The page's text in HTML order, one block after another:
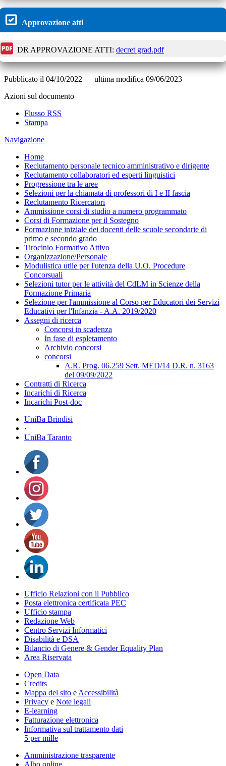
Approvazione atti
DR APPROVAZIONE ATTI: decret grad.pdf
Pubblicato il 04/10/2022 — ultima modifica 09/06/2023
Azioni sul documento
Flusso RSS
Stampa
Navigazione
Home
Reclutamento personale tecnico amministrativo e dirigente
Reclutamento collaboratori ed esperti linguistici
Progressione tra le aree
Selezioni per la chiamata di professori di I e II fascia
Reclutamento Ricercatori
Ammissione corsi di studio a numero programmato
Corsi di Formazione per il Sostegno
Formazione iniziale dei docenti delle scuole secondarie di
primo e secondo grado
Tirocinio Formativo Attivo
Organizzazione/Personale
Modulistica utile per l'utenza della U.O. Procedure
Concorsuali
Selezioni tutor per le attività del CdLM in Scienze della
Formazione Primaria
Selezione per l'ammissione al Corso per Educatori dei Servizi
Educativi per l'Infanzia - A.A. 2019/2020
Assegni di ricerca
Concorsi in scadenza
In fase di espletamento
Archivio concorsi
concorsi
A.R. Prog. 06.259 Sett. MED/14 D.R. n. 3163
del 09/09/2022
Contratti di Ricerca
Incarichi di Ricerca
Incarichi Post-doc
UniBa Brindisi
·
UniBa Taranto
Ufficio Relazioni con il Pubblico
Posta elettronica certificata PEC
Ufficio stampa
Redazione Web
Centro Servizi Informatici
Disabilità e DSA
Bilancio di Genere & Gender Equality Plan
Area Riservata
Open Data
Credits
Mappa del sito e Accessibilità
Privacy e Note legali
E-learning
Fatturazione elettronica
Informativa sul trattamento dati
5 per mille
Amministrazione trasparente
Albo online